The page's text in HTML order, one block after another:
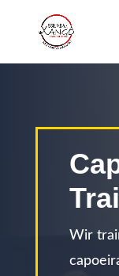
Wir